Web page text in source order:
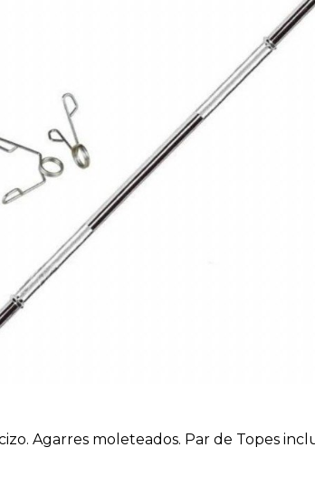
Agarres moleteados. Par de Topes